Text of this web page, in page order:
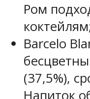
Ром
Barcelo
(37,5%),
Напиток